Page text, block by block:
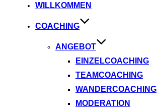
WILLKOMMEN
COACHING
ANGEBOT
EINZELCOACHING
TEAMCOACHING
WANDERCOACHING
MODERATION